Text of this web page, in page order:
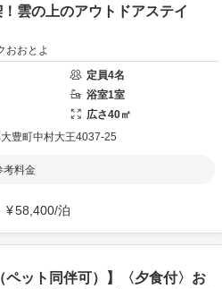
雲の上のアウトドアステイ
おおとよ
定員4名
浴室1室
広さ40㎡
大豊町中村大王4037-25
考料金
¥58,400/泊
ペット同伴可）】〈夕食付〉お